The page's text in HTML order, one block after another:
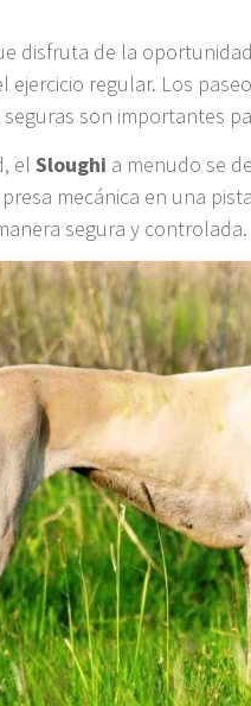
disfruta de la
ejercicio regular. Los
son importantes
elSloughi a menudo se
mecánica en una
segura y controlada.